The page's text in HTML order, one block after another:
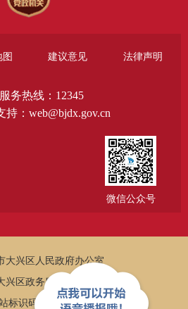
建议意见 法律声明
务热线：12345
持：web@bjdx.gov.cn
微信公众号
大兴区人民政府办公室
兴区政务服务和数据管理局
标识码：1101150005